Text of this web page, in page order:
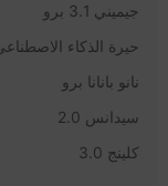
جيميني 3.1 برو
حيرة الذكاء
نانو بانانا برو
سيدانس 2.0
كلينج 3.0